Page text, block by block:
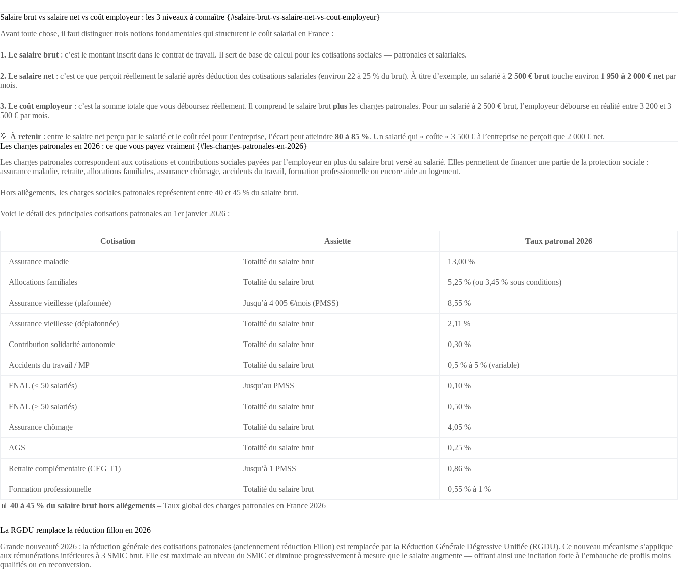
Salaire brut vs salaire net vs coût employeur : les 3 niveaux à connaître {#salaire-brut-vs-salaire-net-vs-cout-employeur}
Avant toute chose, il faut distinguer trois notions fondamentales qui structurent le coût salarial en France :
1. Le salaire brut : c’est le montant inscrit dans le contrat de travail. Il sert de base de calcul pour les cotisations sociales — patronales et salariales.
2. Le salaire net : c’est ce que perçoit réellement le salarié après déduction des cotisations salariales (environ 22 à 25 % du brut). À titre d’exemple, un salarié à 2 500 € brut touche environ 1 950 à 2 000 € net par
mois.
3. Le coût employeur : c’est la somme totale que vous déboursez réellement. Il comprend le salaire brut plus les charges patronales. Pour un salarié à 2 500 € brut, l’employeur débourse en réalité entre 3 200 et 3
500 € par mois.
💡 À retenir : entre le salaire net perçu par le salarié et le coût réel pour l’entreprise, l’écart peut atteindre 80 à 85 %. Un salarié qui « coûte » 3 500 € à l’entreprise ne perçoit que 2 000 € net.
Les charges patronales en 2026 : ce que vous payez vraiment {#les-charges-patronales-en-2026}
Les charges patronales correspondent aux cotisations et contributions sociales payées par l’employeur en plus du salaire brut versé au salarié. Elles permettent de financer une partie de la protection sociale :
assurance maladie, retraite, allocations familiales, assurance chômage, accidents du travail, formation professionnelle ou encore aide au logement.
Hors allègements, les charges sociales patronales représentent entre 40 et 45 % du salaire brut.
Voici le détail des principales cotisations patronales au 1er janvier 2026 :
Cotisation Assiette Taux patronal 2026
Assurance maladie Totalité du salaire brut 13,00 %
Allocations familiales Totalité du salaire brut 5,25 % (ou 3,45 % sous conditions)
Assurance vieillesse (plafonnée) Jusqu’à 4 005 €/mois (PMSS) 8,55 %
Assurance vieillesse (déplafonnée) Totalité du salaire brut 2,11 %
Contribution solidarité autonomie Totalité du salaire brut 0,30 %
Accidents du travail / MP Totalité du salaire brut 0,5 % à 5 % (variable)
FNAL (< 50 salariés) Jusqu’au PMSS 0,10 %
FNAL (≥ 50 salariés) Totalité du salaire brut 0,50 %
Assurance chômage Totalité du salaire brut 4,05 %
AGS Totalité du salaire brut 0,25 %
Retraite complémentaire (CEG T1) Jusqu’à 1 PMSS 0,86 %
Formation professionnelle Totalité du salaire brut
0,55 % à 1 %
📊 40 à 45 % du salaire brut hors allègements – Taux global des charges patronales en France 2026
La RGDU remplace la réduction fillon en 2026
Grande nouveauté 2026 : la réduction générale des cotisations patronales (anciennement réduction Fillon) est remplacée par la Réduction Générale Dégressive Unifiée (RGDU). Ce nouveau mécanisme s’applique
aux rémunérations inférieures à 3 SMIC brut. Elle est maximale au niveau du SMIC et diminue progressivement à mesure que le salaire augmente — offrant ainsi une incitation forte à l’embauche de profils moins
qualifiés ou en reconversion.